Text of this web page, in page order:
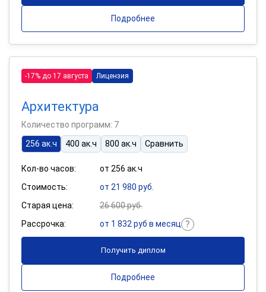
Подробнее
-17% до 17 августа Лицензия
Архитектура
Количество программ: 7
256 ак.ч
400 ак.ч 800 ак.ч Сравнить
Кол-во часов:
от 256 ак.ч
Стоимость:
от 21 980 руб.
Старая цена:
26 600 руб.
Рассрочка:
от 1 832 руб в месяц
Получить диплом
Подробнее